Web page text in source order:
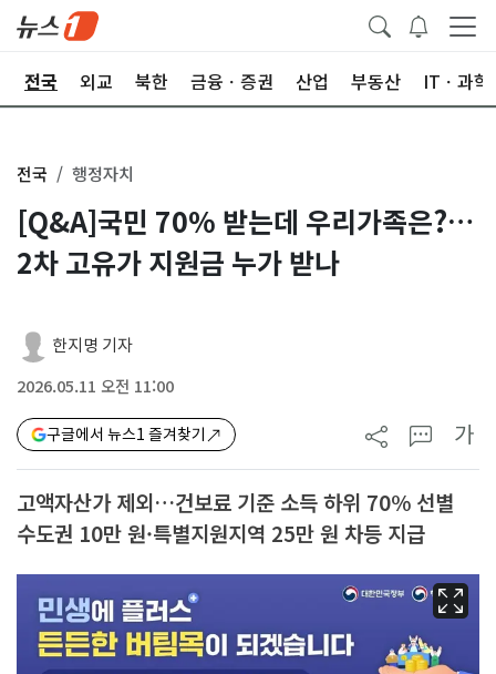
전국 외교 북한 금융ㆍ증권 산업 부동산 ITㆍ과학
전국 행정자치
[Q&A]국민 70% 받는데 우리가족은?…
2차 고유가 지원금 누가 받나
한지명 기자
2026.05.11 오전 11:00
구글에서 뉴스1 즐겨찾기 가
고액자산가 제외…건보료 기준 소득 하위 70% 선별
수도권 10만 원·특별지원지역 25만 원 차등 지급